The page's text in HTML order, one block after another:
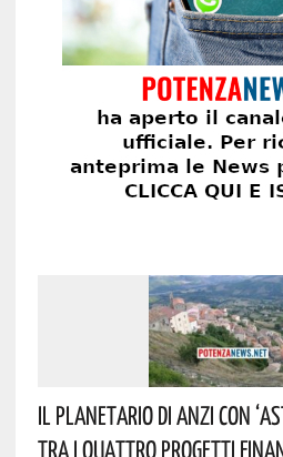
Il Planetario Di Anzi Con
Tra I Quattro Progetti